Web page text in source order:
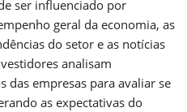
ser influenciado por
geral da economia, as
do setor e as notícias
analisam
das empresas para avaliar se
as expectativas do